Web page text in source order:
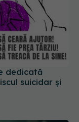
dedicată
suicidar și